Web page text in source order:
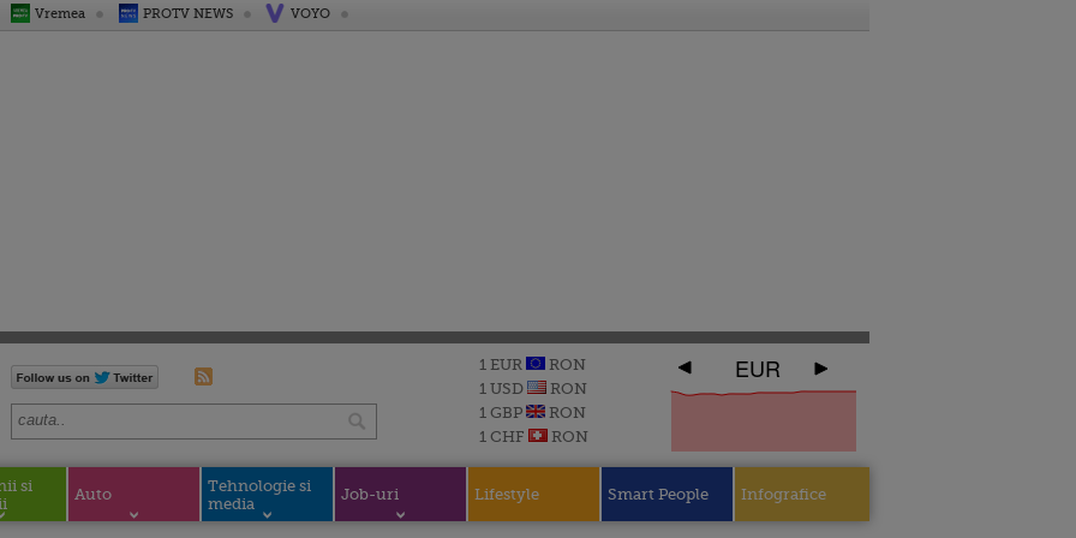
Vremea PROTV NEWS VOYO
1 EUR
RON
1 USD
RON
1 GBP
RON
1 CHF
RON
EUR
si
Auto
Tehnologie si
media
Job-uri Lifestyle Smart People Infografice